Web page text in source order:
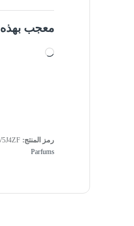
معجب
جاري التحميل…
رمز المنتج:
Parfums